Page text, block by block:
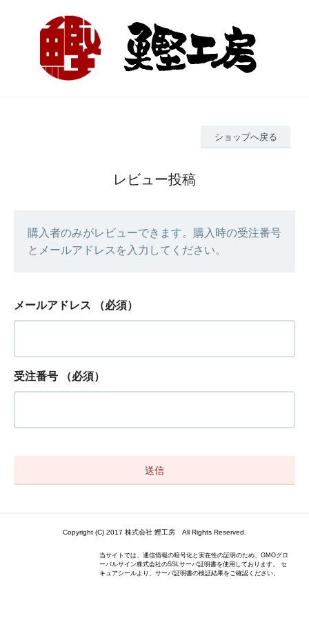
ショップへ戻る
レビュー投稿
購入者のみがレビューできます。購入時の受注番号
とメールアドレスを入力してください。
メールアドレス （必須）
受注番号 （必須）
Copyright (C) 2017 株式会社 鰹工房 All Rights Reserved.
当サイトでは、通信情報の暗号化と実在性の証明のため、GMOグロ
ーバルサイン株式会社のSSLサーバ証明書を使用しております。 セ
キュアシールより、サーバ証明書の検証結果をご確認ください。